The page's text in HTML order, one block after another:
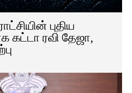
புதிய
ரவி தேஜா,